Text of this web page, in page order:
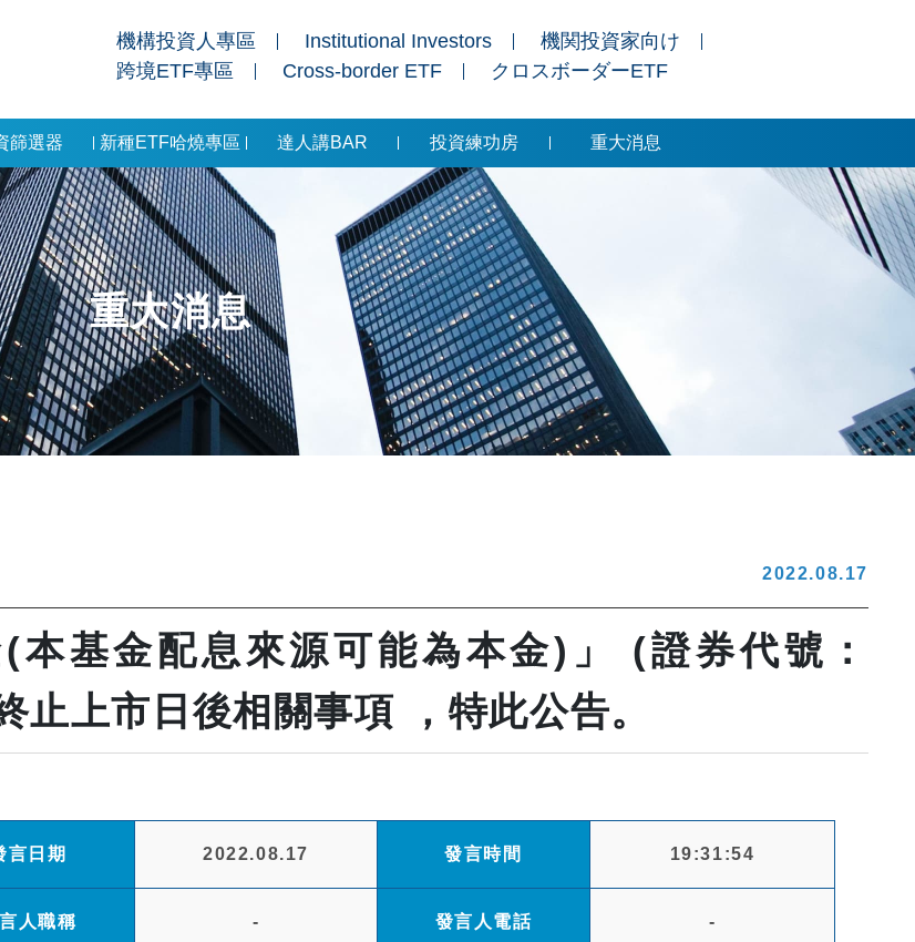
機構投資人專區 Institutional Investors
機関投資家向け
跨境ETF專區
Cross-border ETF クロスボーダーETF
篩選器 新種ETF哈燒專區 達人講BAR 投資練功房 重大消息
重大消息
2022.08.17
本基金配息來源可能為本金)」 (證券代號：
上市日後相關事項 ，特此公告。
言日期 2022.08.17 發言時間 19:31:54
人職稱 - 發言人電話 -